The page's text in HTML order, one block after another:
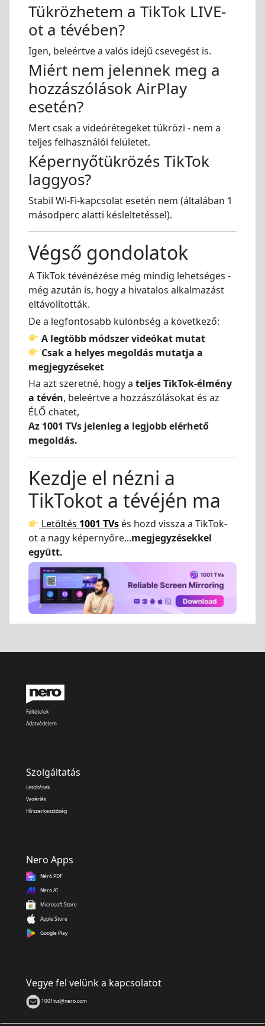
Tükrözhetem a TikTok LIVE-
ot a tévében?
Igen, beleértve a valós idejű csevegést is.
Miért nem jelennek meg a
hozzászólások AirPlay
esetén?
Mert csak a videórétegeket tükrözi - nem a
teljes felhasználói felületet.
Képernyőtükrözés TikTok
laggyos?
Stabil Wi-Fi-kapcsolat esetén nem (általában 1
másodperc alatti késleltetéssel).
Végső gondolatok
A TikTok tévénézése még mindig lehetséges -
még azután is, hogy a hivatalos alkalmazást
eltávolították.
De a legfontosabb különbség a következő:
A legtöbb módszer videókat mutat
Csak a helyes megoldás mutatja a
megjegyzéseket
Ha azt szeretné, hogy a teljes TikTok-élmény
a tévén, beleértve a hozzászólásokat és az
ÉLŐ chatet,
Az 1001 TVs jelenleg a legjobb elérhető
megoldás.
Kezdje el nézni a
TikTokot a tévéjén ma
Letöltés 1001 TVs és hozd vissza a TikTok-
ot a nagy képernyőre...megjegyzésekkel
együtt.
Feltételek
Adatvédelem
Szolgáltatás
Letöltések
Vezérlés
Hírszerkesztőség
Nero Apps
Néró PDF
Nero AI
Microsoft Store
Apple Store
Google Play
Vegye fel velünk a kapcsolatot
1001tvs@nero.com